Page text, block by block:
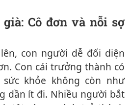
Con cái trưởng thành có
sức khỏe không còn như
dần ít đi. Nhiều người bắt